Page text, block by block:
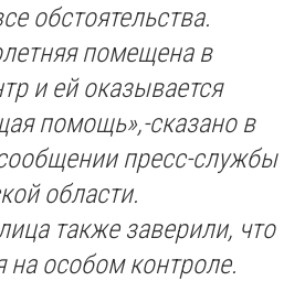
обстоятельства.
помещена в
и ей оказывается
помощь»,-сказано в
пресс-службы
области.
также заверили, что
на особом контроле.